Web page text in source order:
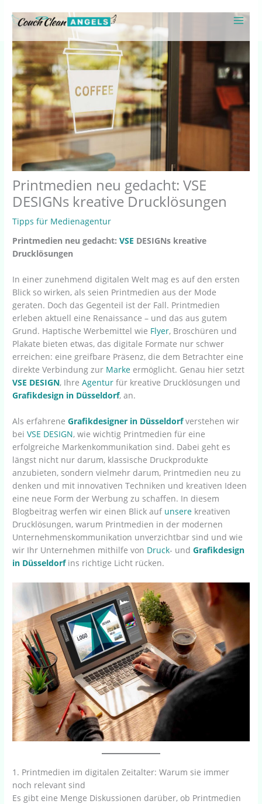
Inhalt
Printmedien neu gedacht: VSE
DESIGNs kreative Drucklösungen
Tipps für Medienagentur
Printmedien neu gedacht:VSE DESIGNs kreative
Drucklösungen
In einer zunehmend digitalen Welt mag es auf den ersten
Blick so wirken, als seien Printmedien aus der Mode
geraten. Doch das Gegenteil ist der Fall. Printmedien
erleben aktuell eine Renaissance – und das aus gutem
Grund. Haptische Werbemittel wie Flyer, Broschüren und
Plakate bieten etwas, das digitale Formate nur schwer
erreichen: eine greifbare Präsenz, die dem Betrachter eine
direkte Verbindung zur Marke ermöglicht. Genau hier setzt
VSE DESIGN, IhreAgentur für kreative Drucklösungen und
Grafikdesign in Düsseldorf, an.
Als erfahreneGrafikdesigner in Düsseldorfverstehen wir
beiVSE DESIGN, wie wichtig Printmedien für eine
erfolgreiche Markenkommunikation sind. Dabei geht es
längst nicht nur darum, klassische Druckprodukte
anzubieten, sondern vielmehr darum, Printmedien neu zu
denken und mit innovativen Techniken und kreativen Ideen
eine neue Form der Werbung zu schaffen. In diesem
Blogbeitrag werfen wir einen Blick auf unsere kreativen
Drucklösungen, warum Printmedien in der modernen
Unternehmenskommunikation unverzichtbar sind und wie
wir Ihr Unternehmen mithilfe von Druck- undGrafikdesign
in Düsseldorfins richtige Licht rücken.
1. Printmedien im digitalen Zeitalter: Warum sie immer
noch relevant sind
Es gibt eine Menge Diskussionen darüber, ob Printmedien